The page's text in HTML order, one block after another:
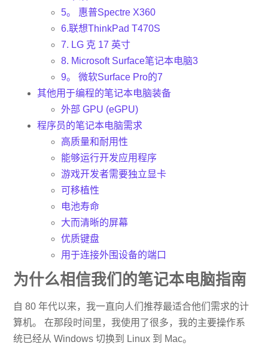
5。 惠普Spectre X360
6.联想ThinkPad T470S
7. LG 克 17 英寸
8. Microsoft Surface笔记本电脑3
9。 微软Surface Pro的7
其他用于编程的笔记本电脑装备
外部 GPU (eGPU)
程序员的笔记本电脑需求
高质量和耐用性
能够运行开发应用程序
游戏开发者需要独立显卡
可移植性
电池寿命
大而清晰的屏幕
优质键盘
用于连接外围设备的端口
为什么相信我们的笔记本电脑指南
自 80 年代以来，我一直向人们推荐最适合他们需求的计
算机。 在那段时间里，我使用了很多，我的主要操作系
统已经从 Windows 切换到 Linux 到 Mac。